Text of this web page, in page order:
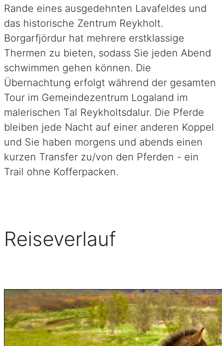
Rande eines ausgedehnten Lavafeldes und
das historische Zentrum Reykholt.
Borgarfjördur hat mehrere erstklassige
Thermen zu bieten, sodass Sie jeden Abend
schwimmen gehen können. Die
Übernachtung erfolgt während der gesamten
Tour im Gemeindezentrum Logaland im
malerischen Tal Reykholtsdalur. Die Pferde
bleiben jede Nacht auf einer anderen Koppel
und Sie haben morgens und abends einen
kurzen Transfer zu/von den Pferden - ein
Trail ohne Kofferpacken.
Reiseverlauf